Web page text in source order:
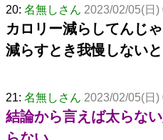
20: 名無しさん 2023/02/05(日
カロリー減らしてんじ
減らすとき我慢しない
21: 名無しさん 2023/02/05(日
結論から言えば太らな